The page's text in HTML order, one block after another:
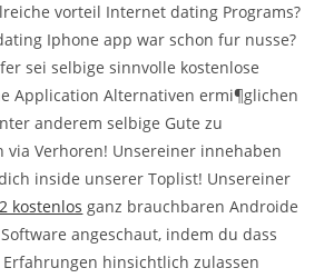
vorteil Internet dating Programs?
Iphone app war schon fur nusse?
sei selbige sinnvolle kostenlose
Application Alternativen ermi¶glichen
anderem selbige Gute zu
via Verhoren! Unsereiner innehaben
inside unserer Toplist! Unsereiner
kostenlos ganz brauchbaren Androide
angeschaut, indem du dass
hinsichtlich zulassen